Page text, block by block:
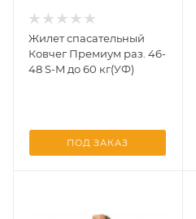
Жилет спасательный
Ковчег Премиум раз. 46-
48 S-M до 60 кг(УФ)
ПОД ЗАКАЗ